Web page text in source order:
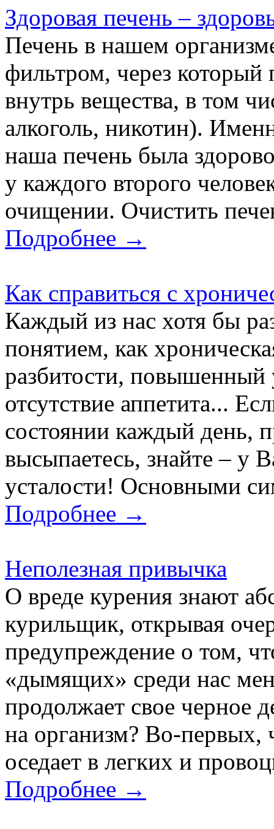
Здоровая печень –
Печень в нашем
фильтром, через
внутрь вещества, в том
алкоголь, никотин).
наша печень была
у каждого второго
очищении. Очистить
Подробнее →
Как справиться с
Каждый из нас хотя бы
понятием, как
разбитости, повышенный
отсутствие аппетита...
состоянии каждый день,
высыпаетесь, знайте – у
усталости! Основными
Подробнее →
Неполезная привычка
О вреде курения знают
курильщик, открывая
предупреждение о том,
«дымящих» среди нас
продолжает свое черное
на организм? Во-первых,
оседает в легких и
Подробнее →